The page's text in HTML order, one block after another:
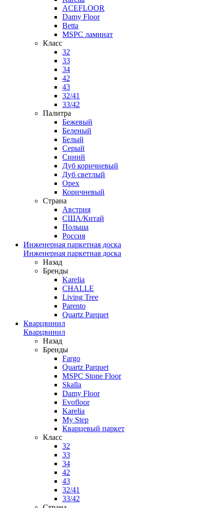
ACEFLOOR
Damy Floor
Betta
MSPC ламинат
Класс
32
33
34
42
43
32/41
33/42
Палитра
Бежевый
Беленый
Белый
Серый
Синий
Дуб коричневый
Дуб светлый
Орех
Коричневый
Страна
Австрия
США/Китай
Польша
Россия
Инженерная паркетная доска
Инженерная паркетная доска
Назад
Бренды
Karelia
CHALLE
Living Tree
Parento
Quartz Parquet
Кварцвинил
Кварцвинил
Назад
Бренды
Fargo
Quartz Parquet
MSPC Stone Floor
Skalla
Damy Floor
Evofloor
Karelia
My Step
Кварцевый паркет
Класс
32
33
34
42
43
32/41
33/42